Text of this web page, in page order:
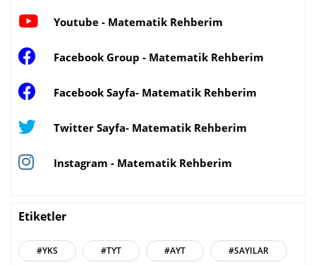
Youtube - Matematik Rehberim
Facebook Group - Matematik Rehberim
Facebook Sayfa- Matematik Rehberim
Twitter Sayfa- Matematik Rehberim
Instagram - Matematik Rehberim
Etiketler
#YKS #TYT #AYT #SAYILAR